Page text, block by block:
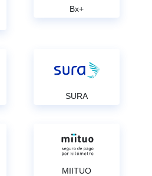
Bx+
SURA
MIITUO